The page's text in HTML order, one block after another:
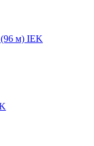
м) IEK